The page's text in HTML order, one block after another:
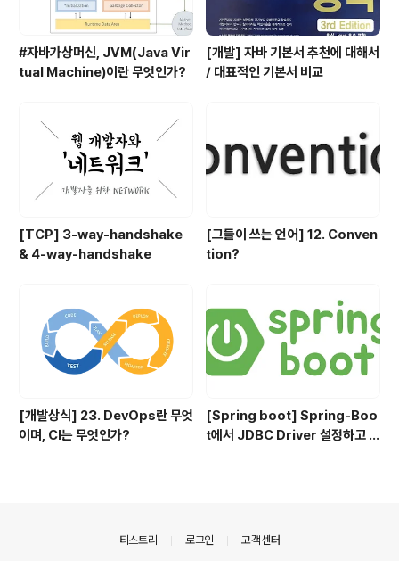
#자바가상머신, JVM(Java Vir
tual Machine)이란 무엇인가?
[개발] 자바 기본서 추천에 대해서
/ 대표적인 기본서 비교
[TCP] 3-way-handshake
& 4-way-handshake
[그들이 쓰는 언어] 12. Conven
tion?
[개발상식] 23. DevOps란 무엇
이며, CI는 무엇인가?
[Spring boot] Spring-Boo
t에서 JDBC Driver 설정하고 사
티스토리 로그인 고객센터